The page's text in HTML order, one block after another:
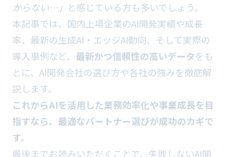
からない…」 と感じている方も多いでしょう。
本記事では、国内上場企業のAI開発実績や成長
率、最新の生成AI・エッジAI動向、そして実際の
導入事例など、 最新かつ信頼性の高いデータをも
とに、AI開発会社の選び方や各社の強みを徹底解
説します。
これからAIを活用した業務効率化や事業成長を目
指すなら、最適なパートナー選びが成功のカギで
す。
最後までお読みいただくことで、失敗しないAI開